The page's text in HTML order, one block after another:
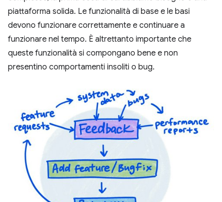
piattaforma solida. Le funzionalità di base e le basi
devono funzionare correttamente e continuare a
funzionare nel tempo. È altrettanto importante che
queste funzionalità si compongano bene e non
presentino comportamenti insoliti o bug.